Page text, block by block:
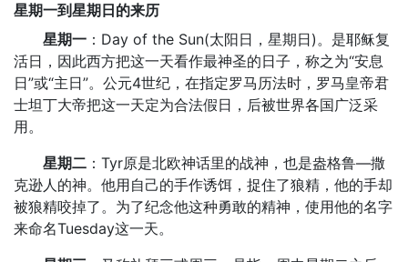
星期一到星期日的来历
星期一 ：Day of the Sun(太阳日，星期日)。是耶稣复
活日，因此西方把这一天看作最神圣的日子，称之为“安息
日”或“主日”。公元4世纪，在指定罗马历法时，罗马皇帝君
士坦丁大帝把这一天定为合法假日，后被世界各国广泛采
用。
星期二 ：Tyr原是北欧神话里的战神，也是盎格鲁—撒
克逊人的神。他用自己的手作诱饵，捉住了狼精，他的手却
被狼精咬掉了。为了纪念他这种勇敢的精神，使用他的名字
来命名Tuesday这一天。